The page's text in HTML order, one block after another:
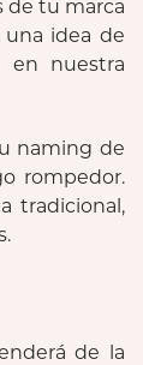
de tu marca
idea de
en nuestra
naming de
rompedor.
tradicional,
de la